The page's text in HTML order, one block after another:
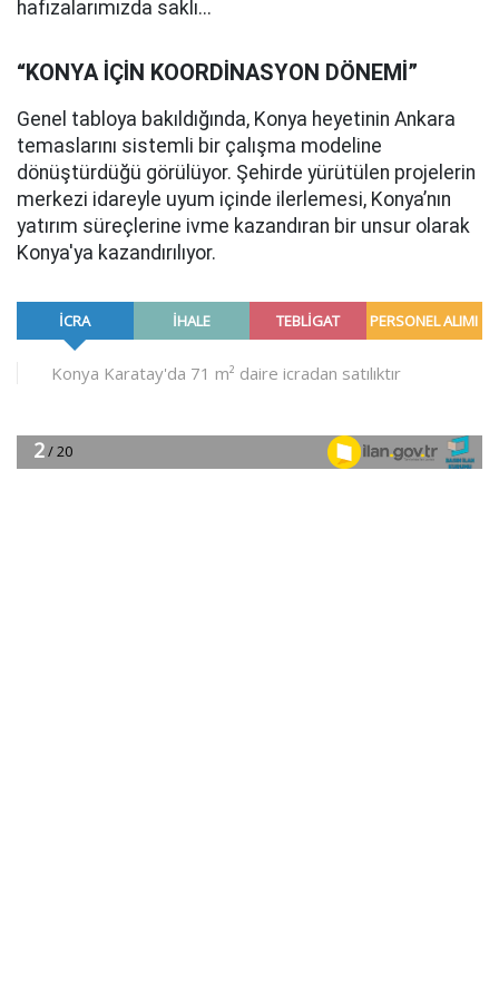
hafızalarımızda saklı...
“KONYA İÇİN KOORDİNASYON DÖNEMİ”
Genel tabloya bakıldığında, Konya heyetinin Ankara
temaslarını sistemli bir çalışma modeline
dönüştürdüğü görülüyor. Şehirde yürütülen projelerin
merkezi idareyle uyum içinde ilerlemesi, Konya’nın
yatırım süreçlerine ivme kazandıran bir unsur olarak
Konya'ya kazandırılıyor.